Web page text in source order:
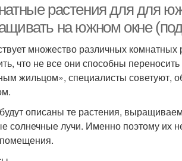
растения для для
на южном окне
множество различных
что не все они способны
жильцом», специалисты советуют,
описаны те растения,
солнечные лучи. Именно поэтому их